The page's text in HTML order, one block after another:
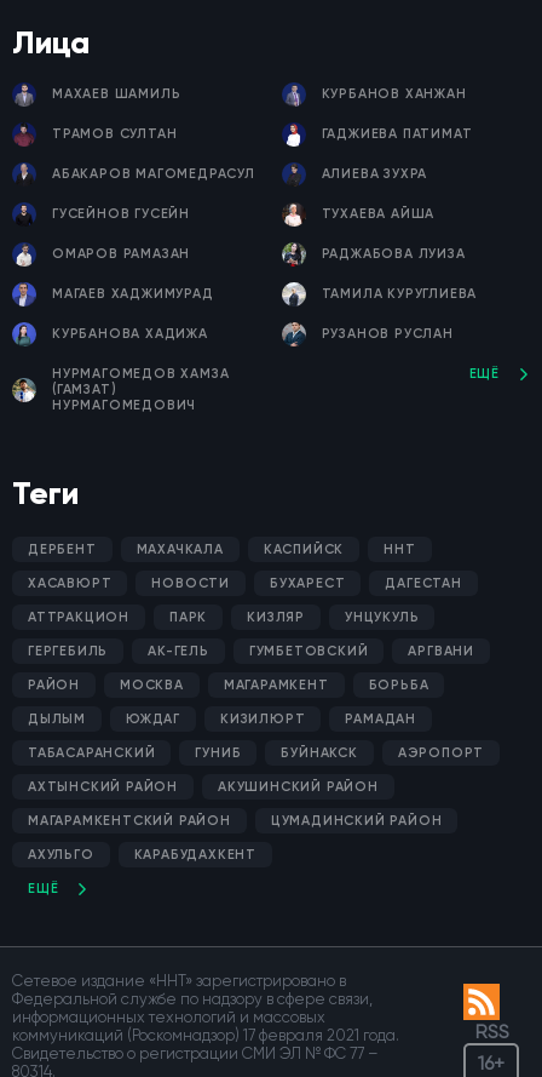
Лица
МАХАЕВ ШАМИЛЬ КУРБАНОВ ХАНЖАН
ТРАМОВ СУЛТАН ГАДЖИЕВА ПАТИМАТ
АБАКАРОВ МАГОМЕДРАСУЛ АЛИЕВА ЗУХРА
ГУСЕЙНОВ ГУСЕЙН ТУХАЕВА АЙША
ОМАРОВ РАМАЗАН РАДЖАБОВА ЛУИЗА
МАГАЕВ ХАДЖИМУРАД ТАМИЛА КУРУГЛИЕВА
КУРБАНОВА ХАДИЖА РУЗАНОВ РУСЛАН
НУРМАГОМЕДОВ ХАМЗА
(ГАМЗАТ)
НУРМАГОМЕДОВИЧ
ЕЩЁ
Теги
ДЕРБЕНТ МАХАЧКАЛА КАСПИЙСК ННТ
ХАСАВЮРТ НОВОСТИ БУХАРЕСТ ДАГЕСТАН
АТТРАКЦИОН ПАРК КИЗЛЯР УНЦУКУЛЬ
ГЕРГЕБИЛЬ АК-ГЕЛЬ ГУМБЕТОВСКИЙ АРГВАНИ
РАЙОН МОСКВА МАГАРАМКЕНТ БОРЬБА
ДЫЛЫМ ЮЖДАГ КИЗИЛЮРТ РАМАДАН
ТАБАСАРАНСКИЙ ГУНИБ БУЙНАКСК АЭРОПОРТ
АХТЫНСКИЙ РАЙОН АКУШИНСКИЙ РАЙОН
МАГАРАМКЕНТСКИЙ РАЙОН ЦУМАДИНСКИЙ РАЙОН
АХУЛЬГО КАРАБУДАХКЕНТ
ЕЩЁ
Сетевое издание «ННТ» зарегистрировано в
Федеральной службе по надзору в сфере связи,
информационных технологий и массовых
коммуникаций (Роскомнадзор) 17 февраля 2021 года.
Свидетельство о регистрации СМИ ЭЛ № ФС 77 –
80314.
RSS
16+